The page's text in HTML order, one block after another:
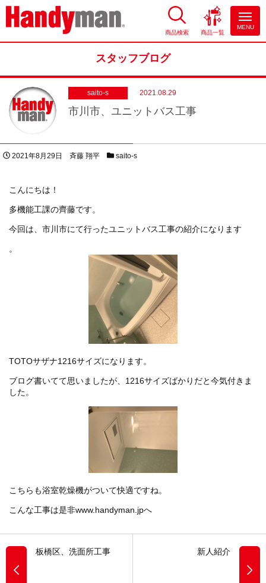
お風呂やキッチンのリフォーム
商品検索 商品一覧
MENU
スタッフブログ
saito-s 2021.08.29
市川市、ユニットバス工事
投稿日
2021年8月29日 著者
斉藤 翔平 スタッフブログカテゴリー
saito-s
こんにちは！
多機能工課の齊藤です。
今回は、市川市にて行ったユニットバス工事の紹介になります
。
TOTOサザナ1216サイズになります。
ブログ書いてて思いましたが、1216サイズばかりだと今気付きま
した。
こちらも浴室乾燥機がついて快適ですね。
こんな工事は是非www.handyman.jpへ
板橋区、洗面所工事 新人紹介